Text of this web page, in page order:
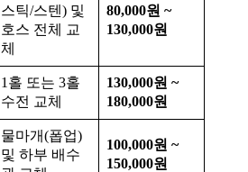
스틱/스텐) 및
호스 전체 교
체
80,000원 ~
130,000원
1홀 또는 3홀
수전 교체
130,000원 ~
180,000원
물마개(폽업)
및 하부 배수
100,000원 ~
150,000원